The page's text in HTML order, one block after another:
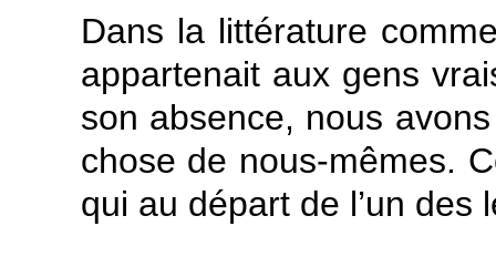
Dans la littérature
appartenait aux gens
son absence, nous
chose de nous-mêmes.
qui au départ de l’un des